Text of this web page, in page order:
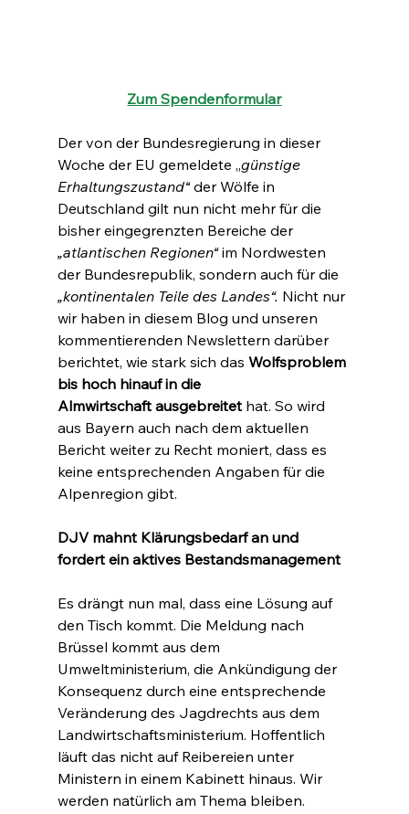
Zum Spendenformular
Der von der Bundesregierung in dieser
Woche der EU gemeldete „günstige
Erhaltungszustand“ der Wölfe in
Deutschland gilt nun nicht mehr für die
bisher eingegrenzten Bereiche der
„atlantischen Regionen“ im Nordwesten
der Bundesrepublik, sondern auch für die
„kontinentalen Teile des Landes“. Nicht nur
wir haben in diesem Blog und unseren
kommentierenden Newslettern darüber
berichtet, wie stark sich das Wolfsproblem
bis hoch hinauf in die
Almwirtschaft ausgebreitet hat. So wird
aus Bayern auch nach dem aktuellen
Bericht weiter zu Recht moniert, dass es
keine entsprechenden Angaben für die
Alpenregion gibt.
DJV mahnt Klärungsbedarf an und
fordert ein aktives Bestandsmanagement
Es drängt nun mal, dass eine Lösung auf
den Tisch kommt. Die Meldung nach
Brüssel kommt aus dem
Umweltministerium, die Ankündigung der
Konsequenz durch eine entsprechende
Veränderung des Jagdrechts aus dem
Landwirtschaftsministerium. Hoffentlich
läuft das nicht auf Reibereien unter
Ministern in einem Kabinett hinaus. Wir
werden natürlich am Thema bleiben.